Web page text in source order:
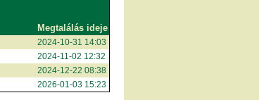
Megtalálás ideje
2024-10-31 14:03
2024-11-02 12:32
2024-12-22 08:38
2026-01-03 15:23